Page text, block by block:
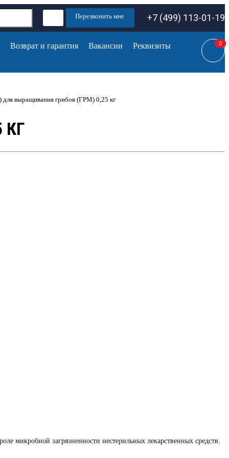
Перезвонить мне +7 (499) 113-01-19
Возврат и гарантия Вакансии Реквизиты 0
0
выращивания грибов (ГРМ) 0,25 кг
КГ
микробной загрязненности нестерильных лекарственных средств.